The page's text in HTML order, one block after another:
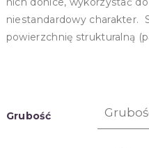
niestandardowy charakter.
powierzchnię strukturalną
Grubość